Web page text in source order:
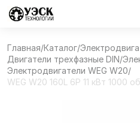
Главная/Каталог/
Двигатели трехфазные DIN/
Электродвигатели WEG W20/
WEG W20 160L 6P 11 кВт 1000